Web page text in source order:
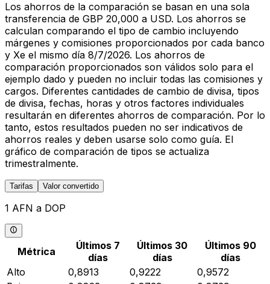
Los ahorros de la comparación se basan en una sola
transferencia de GBP 20,000 a USD. Los ahorros se
calculan comparando el tipo de cambio incluyendo
márgenes y comisiones proporcionados por cada banco
y Xe el mismo día 8/7/2026. Los ahorros de
comparación proporcionados son válidos solo para el
ejemplo dado y pueden no incluir todas las comisiones y
cargos. Diferentes cantidades de cambio de divisa, tipos
de divisa, fechas, horas y otros factores individuales
resultarán en diferentes ahorros de comparación. Por lo
tanto, estos resultados pueden no ser indicativos de
ahorros reales y deben usarse solo como guía. El
gráfico de comparación de tipos se actualiza
trimestralmente.
Tarifas Valor convertido
1 AFN a DOP
Métrica
Últimos 7
días
Últimos 30
días
Últimos 90
días
Alto
0,8913 0,9222
0,9572